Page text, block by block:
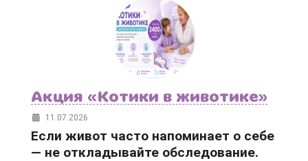
Акция «Котики в животике»
11.07.2026
Если живот часто напоминает о себе
— не откладывайте обследование.